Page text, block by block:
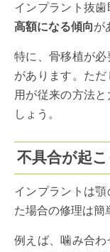
インプラント抜歯
高額になる傾向が
特に、骨移植が
があります。た
用が従来の方法
しょう。
不具合が起
インプラントは
た場合の修理は簡
例えば、噛み合